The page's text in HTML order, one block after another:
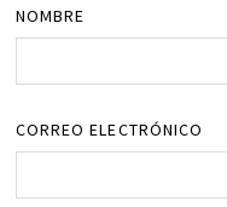
NOMBRE
CORREO ELECTRÓNICO